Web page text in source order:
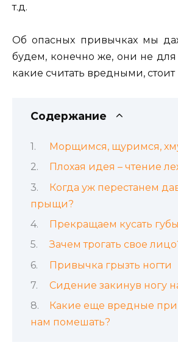
т.д.
Об опасных привычках мы
будем, конечно же, они не для
какие считать вредными, стоит
Содержание
Морщимся, щуримся,
Плохая идея – чтение
Когда уж перестанем
прыщи?
Прекращаем кусать губы
Зачем трогать свое
Привычка грызть ногти
Сидение закинув ногу
Какие еще вредные
нам помешать?